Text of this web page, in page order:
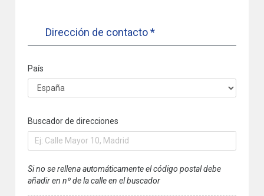
Dirección de contacto *
País
Buscador de direcciones
Si no se rellena automáticamente el código postal debe
añadir en nº de la calle en el buscador